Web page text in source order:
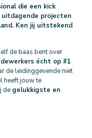
die een kick
projecten
Ken jij uitstekend
de baas bent over
écht op #1
de leidinggevende niet
heeft jouw te
de gelukkigste en